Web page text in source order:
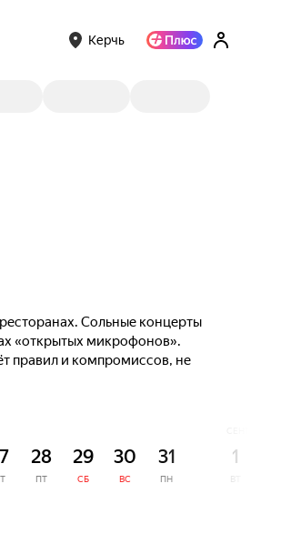
Керчь
Сольные концерты
«открытых микрофонов».
правил и компромиссов, не
28
ПТ
29
СБ
30
ВС
31
ПН
1
ВТ